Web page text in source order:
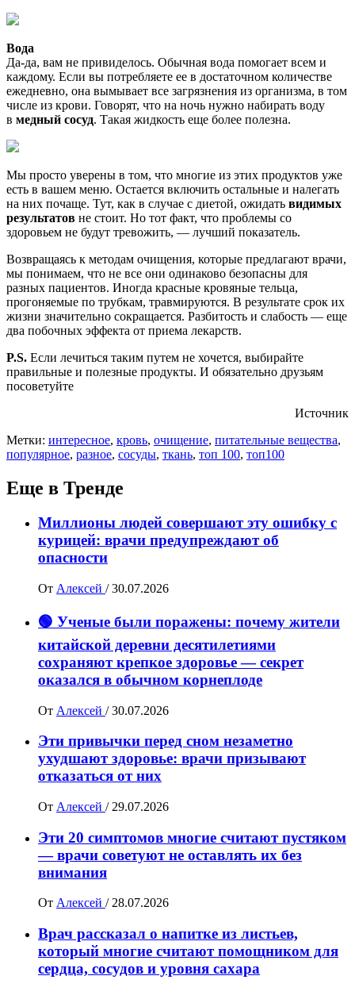
Вода
Да-да, вам не привиделось. Обычная вода помогает всем и
каждому. Если вы потребляете ее в достаточном количестве
ежедневно, она вымывает все загрязнения из организма, в том
числе из крови. Говорят, что на ночь нужно набирать воду
в медный сосуд. Такая жидкость еще более полезна.
Мы просто уверены в том, что многие из этих продуктов уже
есть в вашем меню. Остается включить остальные и налегать
на них почаще. Тут, как в случае с диетой, ожидать видимых
результатов не стоит. Но тот факт, что проблемы со
здоровьем не будут тревожить, — лучший показатель.
Возвращаясь к методам очищения, которые предлагают врачи,
мы понимаем, что не все они одинаково безопасны для
разных пациентов. Иногда красные кровяные тельца,
прогоняемые по трубкам, травмируются. В результате срок их
жизни значительно сокращается. Разбитость и слабость — еще
два побочных эффекта от приема лекарств.
P.S. Если лечиться таким путем не хочется, выбирайте
правильные и полезные продукты. И обязательно друзьям
посоветуйте
Источник
Метки: интересное, кровь, очищение, питательные вещества,
популярное, разное, сосуды, ткань, топ 100, топ100
Еще в Тренде
Миллионы людей совершают эту ошибку с
курицей: врачи предупреждают об
опасности
От Алексей / 30.07.2026
🟢 Ученые были поражены: почему жители
китайской деревни десятилетиями
сохраняют крепкое здоровье — секрет
оказался в обычном корнеплоде
От Алексей / 30.07.2026
Эти привычки перед сном незаметно
ухудшают здоровье: врачи призывают
отказаться от них
От Алексей / 29.07.2026
Эти 20 симптомов многие считают пустяком
— врачи советуют не оставлять их без
внимания
От Алексей / 28.07.2026
Врач рассказал о напитке из листьев,
который многие считают помощником для
сердца, сосудов и уровня сахара